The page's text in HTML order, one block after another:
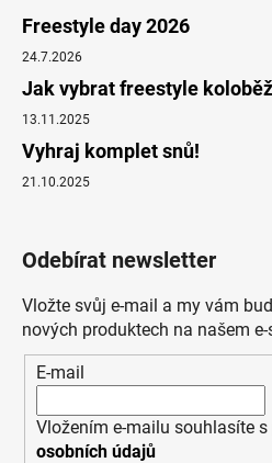
Freestyle day 2026
24.7.2026
Jak vybrat freestyle
13.11.2025
Vyhraj komplet snů!
21.10.2025
Odebírat newsletter
Vložte svůj e-mail a my vám
nových produktech na našem e-
E-mail
Vložením e-mailu souhlasíte s
osobních údajů